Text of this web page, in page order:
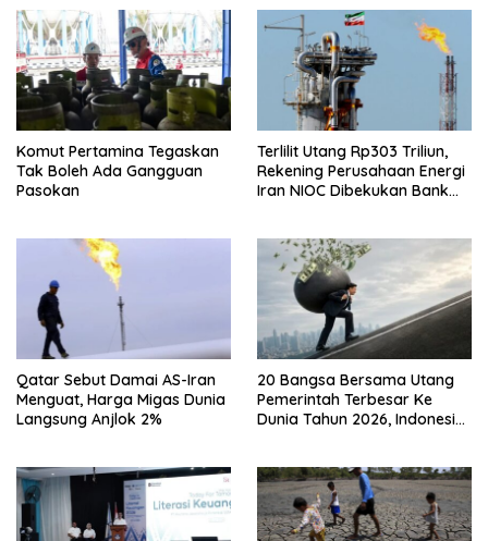
Komut Pertamina Tegaskan
Tak Boleh Ada Gangguan
Pasokan
Terlilit Utang Rp303 Triliun,
Rekening Perusahaan Energi
Iran NIOC Dibekukan Bank
Qatar Sebut Damai AS-Iran
Menguat, Harga Migas Dunia
Langsung Anjlok 2%
20 Bangsa Bersama Utang
Pemerintah Terbesar Ke
Dunia Tahun 2026, Indonesia